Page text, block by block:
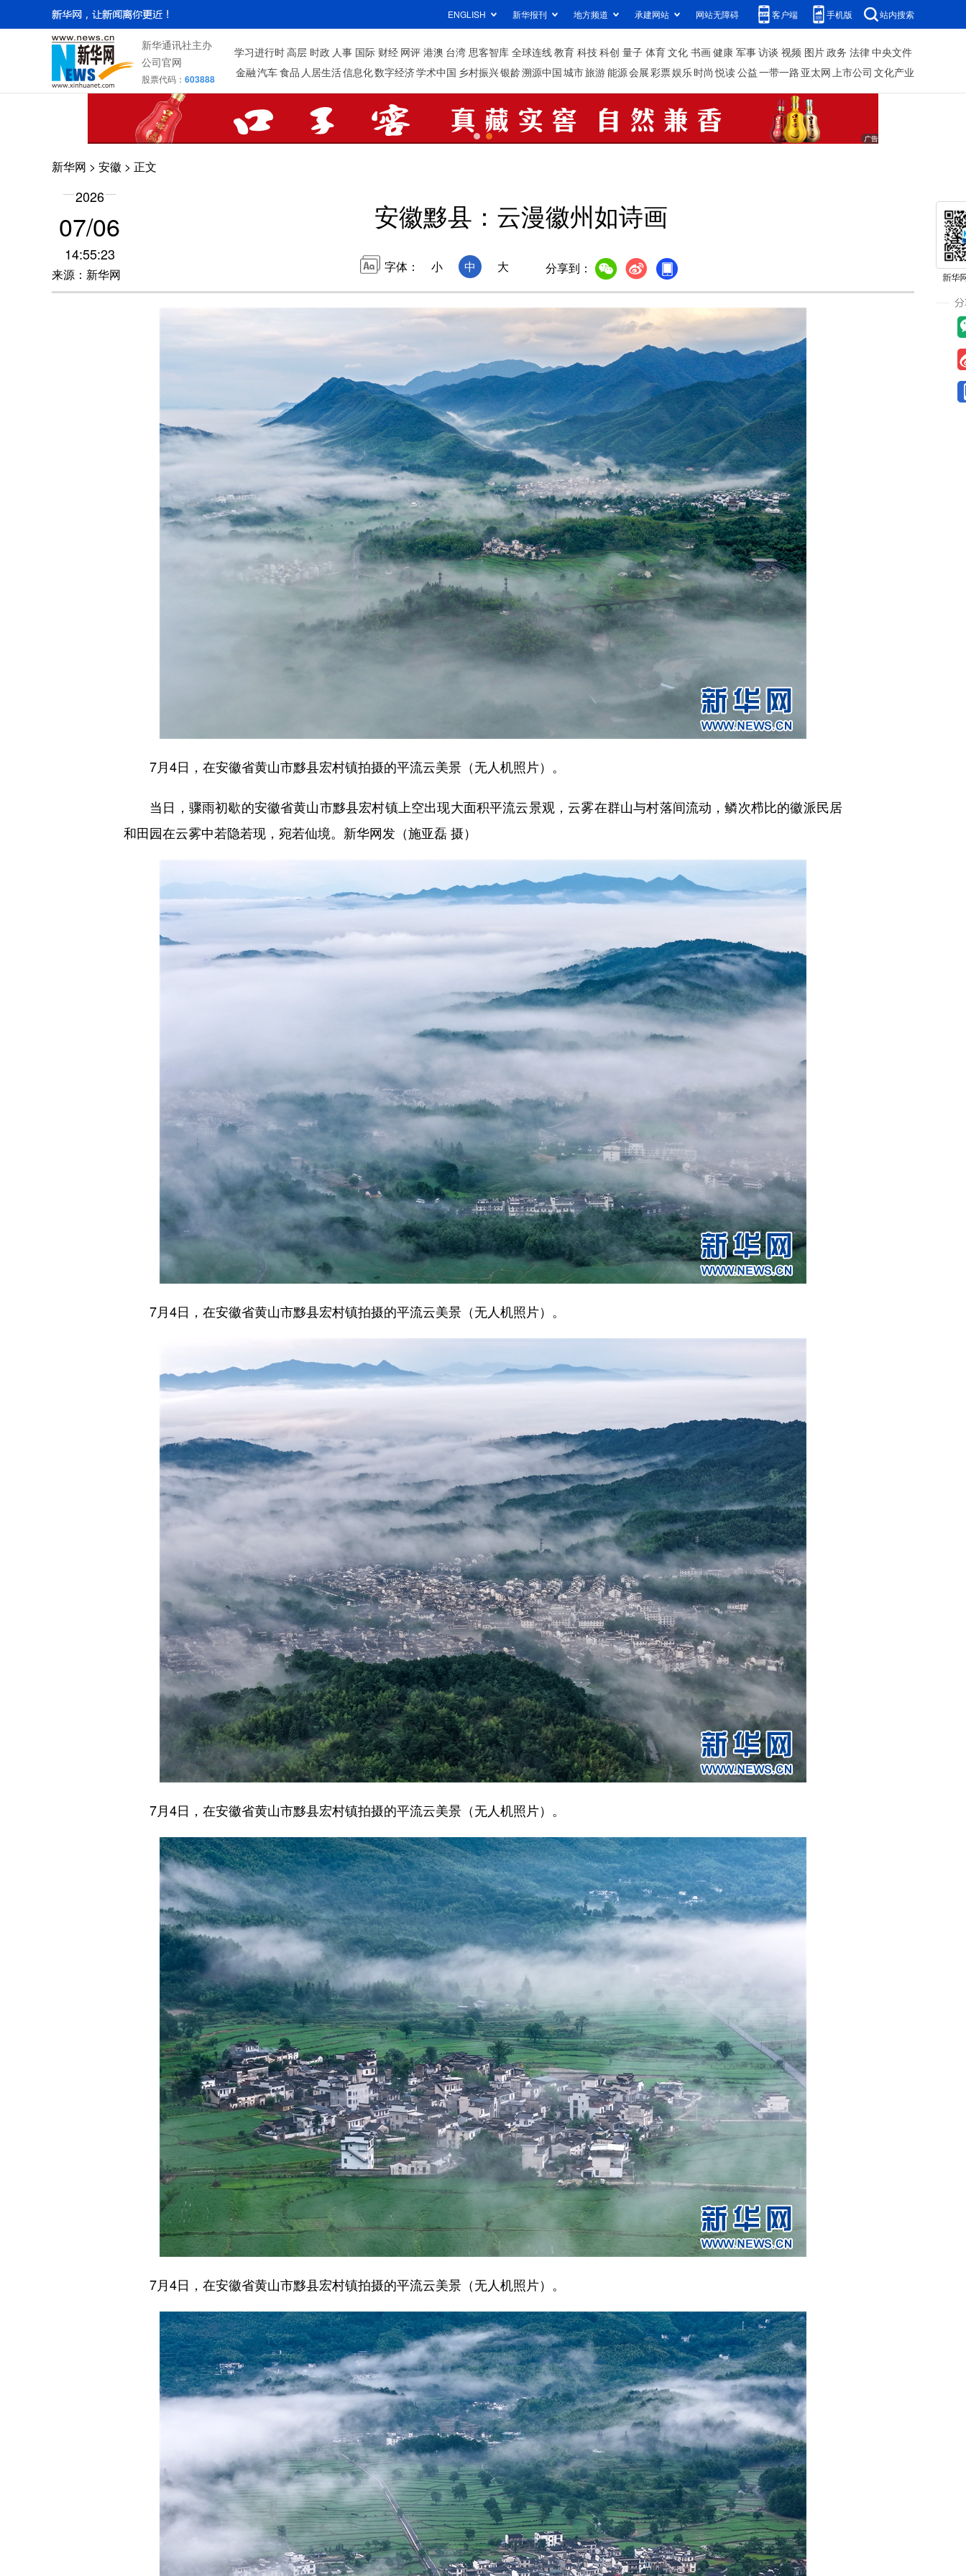
ENGLISH 新华报刊 地方频道 承建网站 网站无障碍 客户端 手机版 站内搜索
新华通讯社主办
公司官网
股票代码： 603888
学习进行时高层 时政 人事 国际 财经 网评 港澳 台湾 思客智库 全球连线教育 科技科创 量子 体育文化 书画健康 军事访谈 视频 图片政务 法律中央文件
金融汽车食品 人居生活信息化数字经济学术中国 乡村振兴银龄溯源中国城市旅游能源会展彩票娱乐时尚 悦读公益一带一路 亚太网上市公司 文化产业
新华网 > 安徽 > 正文
2026
07/06
14:55:23
来源：新华网
安徽黟县：云漫徽州如诗画
字体： 小 中 大 分享到：
7月4日，在安徽省黄山市黟县宏村镇拍摄的平流云美景（无人机照片）。
当日，骤雨初歇的安徽省黄山市黟县宏村镇上空出现大面积平流云景观，云雾在群山与村落间流动，鳞次栉比的徽派民居
和田园在云雾中若隐若现，宛若仙境。新华网发（施亚磊 摄）
7月4日，在安徽省黄山市黟县宏村镇拍摄的平流云美景（无人机照片）。
7月4日，在安徽省黄山市黟县宏村镇拍摄的平流云美景（无人机照片）。
7月4日，在安徽省黄山市黟县宏村镇拍摄的平流云美景（无人机照片）。